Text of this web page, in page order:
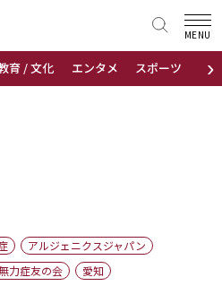
›
育 / 文化 エンタメ スポーツ 地域
MENU
アルジェニクスジャパン
力症友の会
愛知